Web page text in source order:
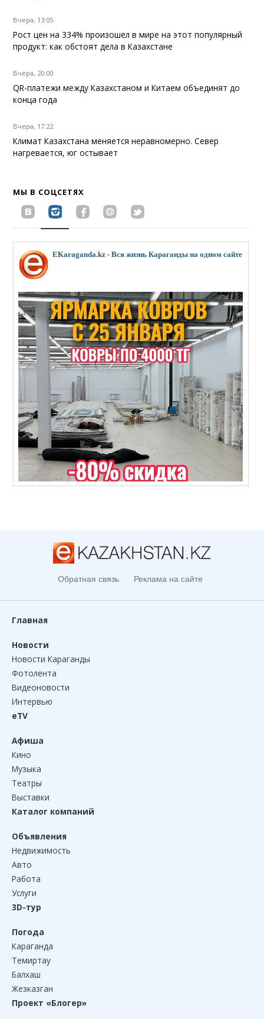
Вчера, 13:05
Рост цен на 334% произошел в мире на этот популярный
продукт: как обстоят дела в Казахстане
Вчера, 20:00
QR-платежи между Казахстаном и Китаем объединят до
конца года
Вчера, 17:22
Климат Казахстана меняется неравномерно. Север
нагревается, юг остывает
МЫ В СОЦСЕТЯХ
EKaraganda.kz - Вся жизнь Караганды на одном сайте
Обратная связь Реклама на сайте
Главная
Новости
Новости Караганды
Фотолента
Видеоновости
Интервью
eTV
Афиша
Кино
Музыка
Театры
Выставки
Каталог компаний
Объявления
Недвижимость
Авто
Работа
Услуги
3D-тур
Погода
Караганда
Темиртау
Балхаш
Жезказган
Проект «Блогер»